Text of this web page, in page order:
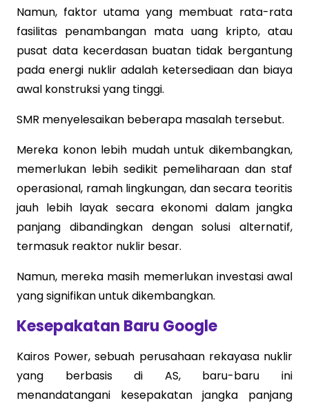
Namun, faktor utama yang membuat rata-rata
fasilitas penambangan mata uang kripto, atau
pusat data kecerdasan buatan tidak bergantung
pada energi nuklir adalah ketersediaan dan biaya
awal konstruksi yang tinggi.
SMR menyelesaikan beberapa masalah tersebut.
Mereka konon lebih mudah untuk dikembangkan,
memerlukan lebih sedikit pemeliharaan dan staf
operasional, ramah lingkungan, dan secara teoritis
jauh lebih layak secara ekonomi dalam jangka
panjang dibandingkan dengan solusi alternatif,
termasuk reaktor nuklir besar.
Namun, mereka masih memerlukan investasi awal
yang signifikan untuk dikembangkan.
Kesepakatan Baru Google
Kairos Power, sebuah perusahaan rekayasa nuklir
yang berbasis di AS, baru-baru ini
menandatangani kesepakatan jangka panjang